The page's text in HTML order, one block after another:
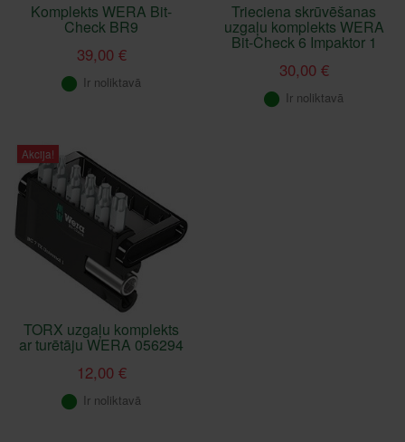
Komplekts WERA Bit-
Check BR9
39,00 €
Ir noliktavā
Trieciena skrūvēšanas
uzgaļu komplekts WERA
Bit-Check 6 Impaktor 1
30,00 €
Ir noliktavā
Akcija!
TORX uzgaļu komplekts
ar turētāju WERA 056294
12,00 €
Ir noliktavā